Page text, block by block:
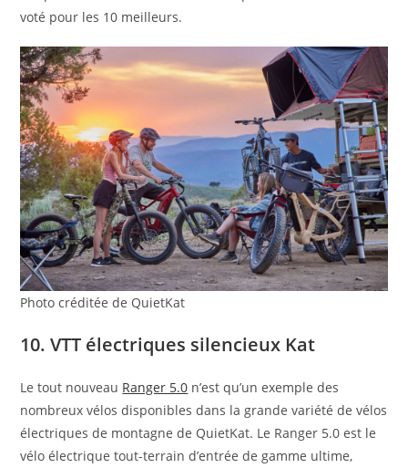
voté pour les 10 meilleurs.
Photo créditée de QuietKat
10. VTT électriques silencieux Kat
Le tout nouveau Ranger 5.0 n’est qu’un exemple des
nombreux vélos disponibles dans la grande variété de vélos
électriques de montagne de QuietKat. Le Ranger 5.0 est le
vélo électrique tout-terrain d’entrée de gamme ultime,